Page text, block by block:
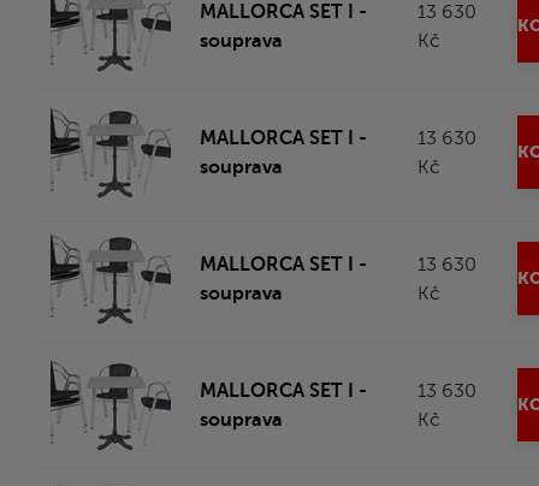
MALLORCA SET I -
souprava
13 630
Kč
MALLORCA SET I -
souprava
13 630
Kč
MALLORCA SET I -
souprava
13 630
Kč
MALLORCA SET I -
souprava
13 630
Kč